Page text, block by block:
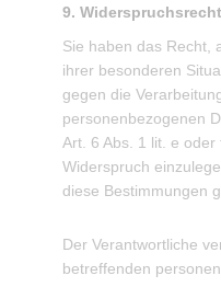
9. Widerspruchsrecht
Sie haben das Recht,
ihrer besonderen
gegen die
personenbezogenen
Art. 6 Abs. 1 lit. e oder
Widerspruch
diese Bestimmungen
Der Verantwortliche
betreffenden